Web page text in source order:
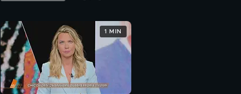
1 MIN